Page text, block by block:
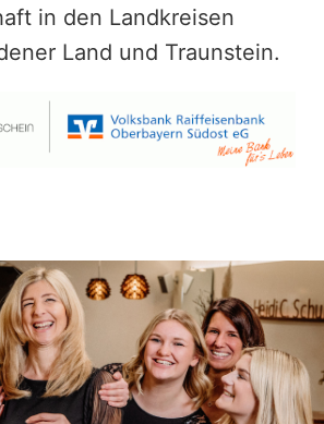
in den Landkreisen
Land und Traunstein.